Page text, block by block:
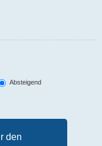
den
Absteigend